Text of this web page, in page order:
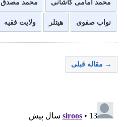
محمد امامی کاشانی محمد مصدق
نواب صفوی هیتلر ولایت فقیه
→ مقاله قبلی